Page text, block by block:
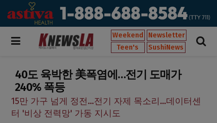
Weekend
Newsletter
Teen's
SushiNews
40도 육박한 美폭염에…전기 도매가
240% 폭등
15만 가구 넘게 정전…전기 자제 목소리…데이터센
터 '비상 전력망' 가동 지시도